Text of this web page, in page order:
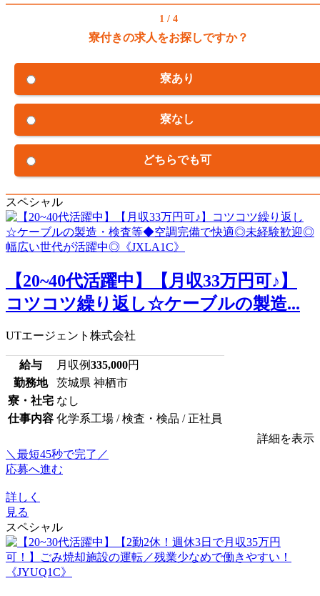
1 / 4
寮付きの求人をお探しですか？
寮あり
寮なし
どちらでも可
スペシャル
【20~40代活躍中】【月収33万円可♪】
コツコツ繰り返し☆ケーブルの製造...
UTエージェント株式会社
給与 月収例335,000円
勤務地
茨城県 神栖市
寮・社宅 なし
仕事内容 化学系工場 / 検査・検品 / 正社員
詳細を表示
＼最短45秒で完了／
応募へ進む
詳しく
見る
スペシャル